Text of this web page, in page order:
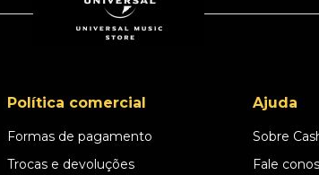
Política comercial
Formas de pagamento
Trocas e devoluções
Ajuda
Sobre
Fale